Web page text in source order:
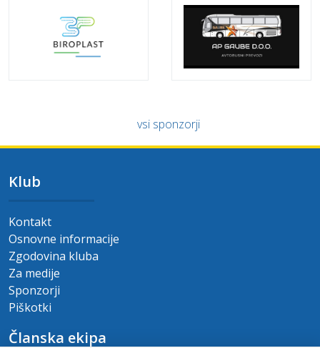
vsi sponzorji
Klub
Kontakt
Osnovne informacije
Zgodovina kluba
Za medije
Sponzorji
Piškotki
Članska ekipa